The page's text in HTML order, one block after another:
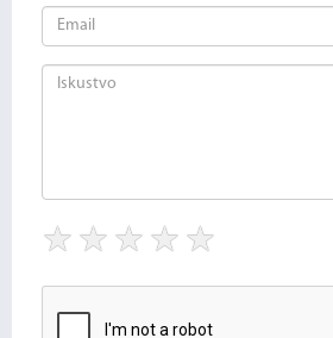
★ ★ ★ ★ ★